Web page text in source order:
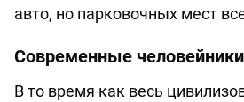
авто, но парковочных мест
Современные человейники
В то время как весь